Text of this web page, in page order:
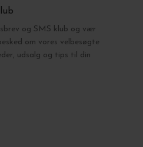
og SMS klub og vær
om vores velbesøgte
udsalg og tips til din